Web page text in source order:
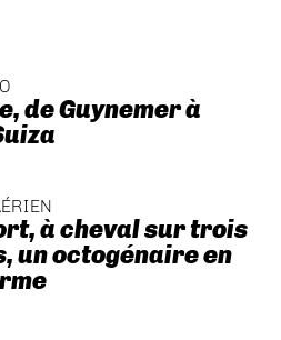
de Guynemer à
à cheval sur trois
un octogénaire en